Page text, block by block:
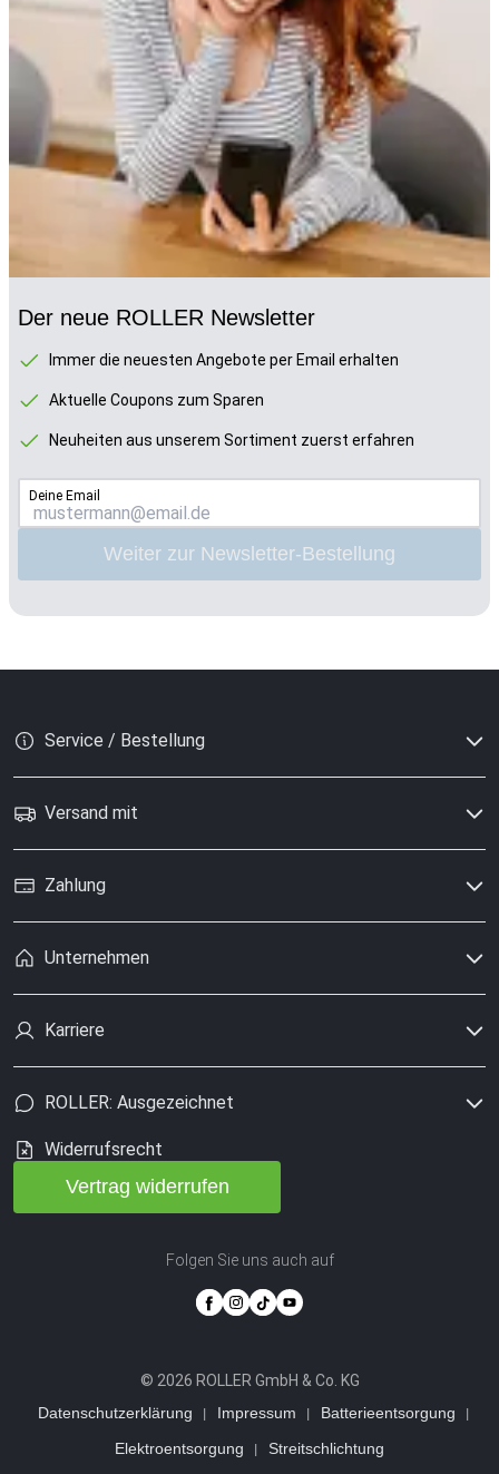
Der neue ROLLER Newsletter
Immer die neuesten Angebote per Email erhalten
Aktuelle Coupons zum Sparen
Neuheiten aus unserem Sortiment zuerst erfahren
Deine Email
Weiter zur Newsletter-Bestellung
Service / Bestellung
Versand mit
Zahlung
Unternehmen
Karriere
ROLLER: Ausgezeichnet
Widerrufsrecht
Vertrag widerrufen
Folgen Sie uns auch auf
© 2026 ROLLER GmbH & Co. KG
Datenschutzerklärung
Impressum
Batterieentsorgung
Elektroentsorgung
Streitschlichtung